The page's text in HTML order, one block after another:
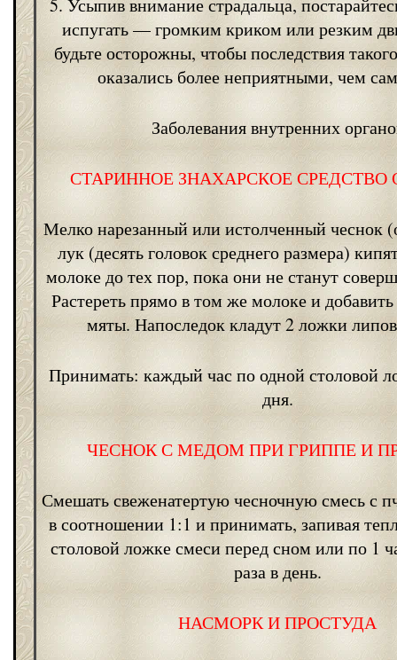
5. Усыпив внимание страдальца,
испугать — громким криком или резким
будьте осторожны, чтобы последствия
оказались более неприятными, чем
Заболевания внутренних
СТАРИННОЕ ЗНАХАРСКОЕ
Мелко нарезанный или истолченный чеснок
лук (десять головок среднего размера)
молоке до тех пор, пока они не станут
Растереть прямо в том же молоке и добавить
мяты. Напоследок кладут 2 ложки
Принимать: каждый час по одной столовой
дня.
ЧЕСНОК С МЕДОМ ПРИ ГРИППЕ И
Смешать свеженатертую чесночную смесь с
в соотношении 1:1 и принимать, запивая
столовой ложке смеси перед сном или по 1
раза в день.
НАСМОРК И ПРОСТУДА